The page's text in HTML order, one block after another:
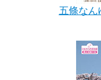
五條なん